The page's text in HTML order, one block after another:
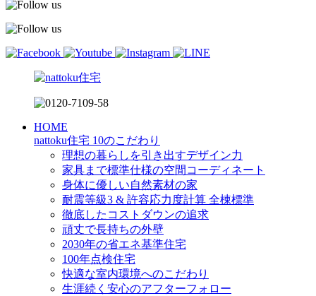
HOME
nattoku住宅 10のこだわり
理想の暮らしを引き出すデザイン力
家具まで標準仕様の空間コーディネート
身体に優しい自然素材の家
耐震等級3 & 許容応力度計算 全棟標準
徹底したコストダウンの追求
頑丈で長持ちの外壁
2030年の省エネ基準住宅
100年点検住宅
快適な室内環境へのこだわり
生涯続く安心のアフターフォロー